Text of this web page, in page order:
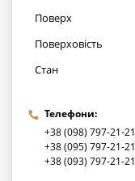
Поверх
Поверховість
Стан
Телефони:
+38 (098) 797-21-21
+38 (095) 797-21-21
+38 (093) 797-21-21